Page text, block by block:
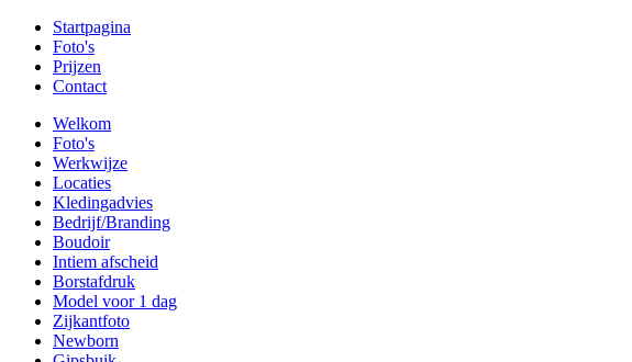
Startpagina
Foto's
Prijzen
Contact
Welkom
Foto's
Werkwijze
Locaties
Kledingadvies
Bedrijf/Branding
Boudoir
Intiem afscheid
Borstafdruk
Model voor 1 dag
Zijkantfoto
Newborn